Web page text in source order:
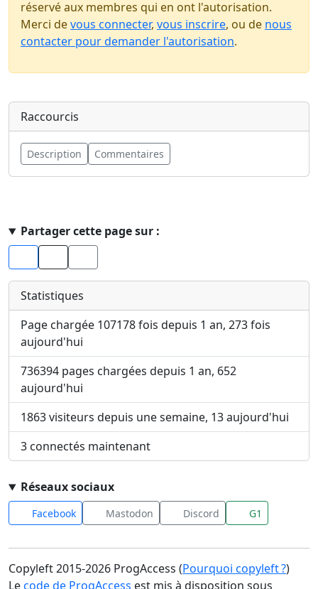
Raccourcis
Description Commentaires
réservé aux membres qui en ont l'autorisation.
Merci devous connecter, vous inscrire, ou de nous
contacter pour demander l'autorisation.
Partager cette page sur :
Facebook
Statistiques
Page chargée 107178 fois depuis 1 an, 273 fois
aujourd'hui
736394 pages chargées depuis 1 an, 652
aujourd'hui
1863 visiteurs depuis une semaine, 13 aujourd'hui
3 connectés maintenant
Réseaux sociaux
Facebook Mastodon Discord G1
Copyleft 2015-2026 ProgAccess (Pourquoi copyleft ?)
Lecode de ProgAccess est mis à disposition sous